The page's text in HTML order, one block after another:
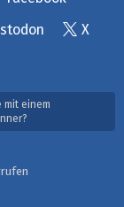
X
mit einem